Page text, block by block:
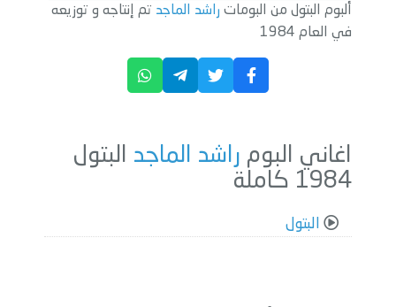
ألبوم البتول من البومات راشد الماجد تم إنتاجه و توزيعه
في العام 1984
اغاني البوم راشد الماجد البتول
1984 كاملة
البتول